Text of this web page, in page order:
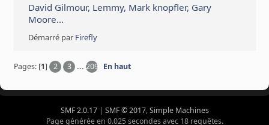
David Gilmour, Lemmy, Mark knopfler, Gary
Moore...
Démarré par Firefly
Pages: [1] 2 3 ...209 En haut
SMF 2.0.17| SMF © 2017,Simple Machines
Page générée en 0.025 secondes avec 18 requêtes.